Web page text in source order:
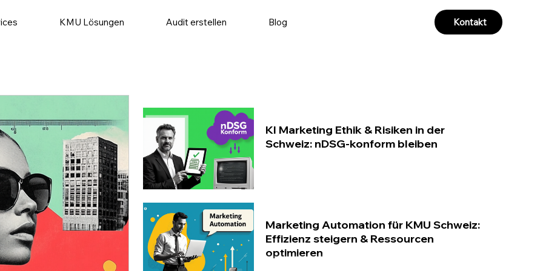
KMU Lösungen Audit erstellen Blog Kontakt
KI Marketing Ethik & Risiken in der
Schweiz: nDSG-konform bleiben
Marketing Automation für KMU Schweiz:
Effizienz steigern & Ressourcen
optimieren